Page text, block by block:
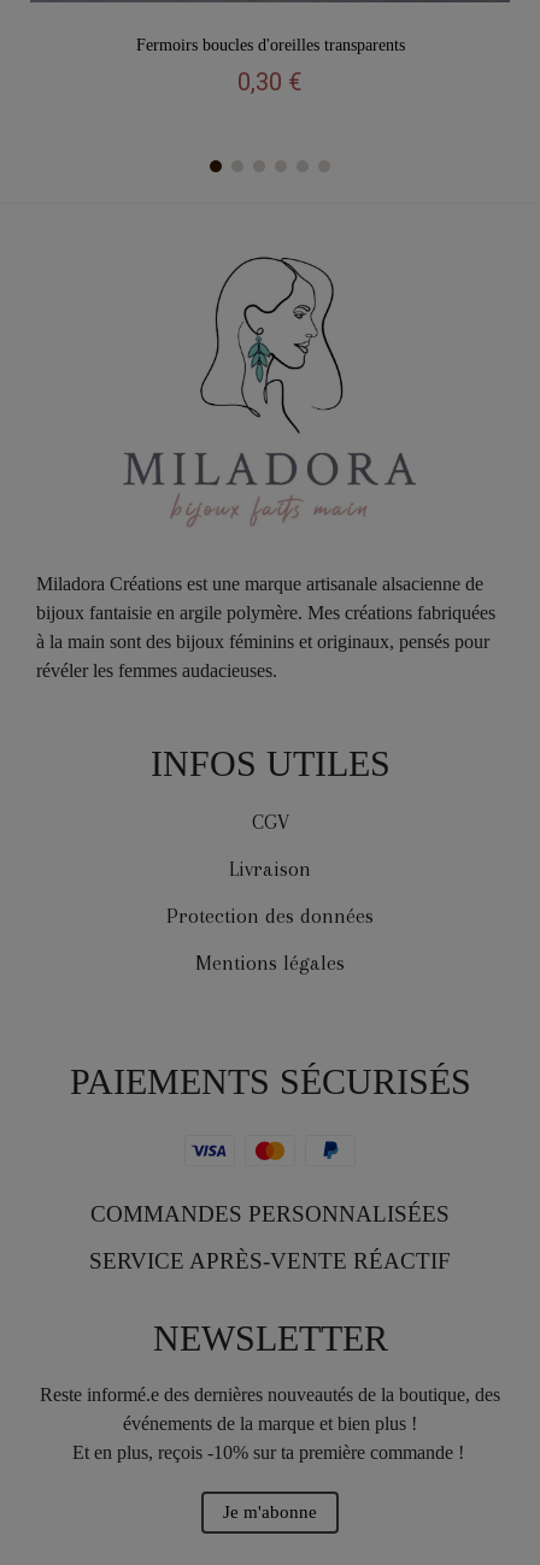
Vu rapide
Fermoirs boucles d'oreilles transparents
0,30 €
Miladora Créations est une marque artisanale alsacienne de
bijoux fantaisie en argile polymère. Mes créations fabriquées
à la main sont des bijoux féminins et originaux, pensés pour
révéler les femmes audacieuses.
INFOS UTILES
CGV
Livraison
Protection des données
Mentions légales
PAIEMENTS SÉCURISÉS
COMMANDES PERSONNALISÉES
SERVICE APRÈS-VENTE RÉACTIF
NEWSLETTER
Reste informé.e des dernières nouveautés de la boutique, des
événements de la marque et bien plus !
Et en plus, reçois -10% sur ta première commande !
Je m'abonne